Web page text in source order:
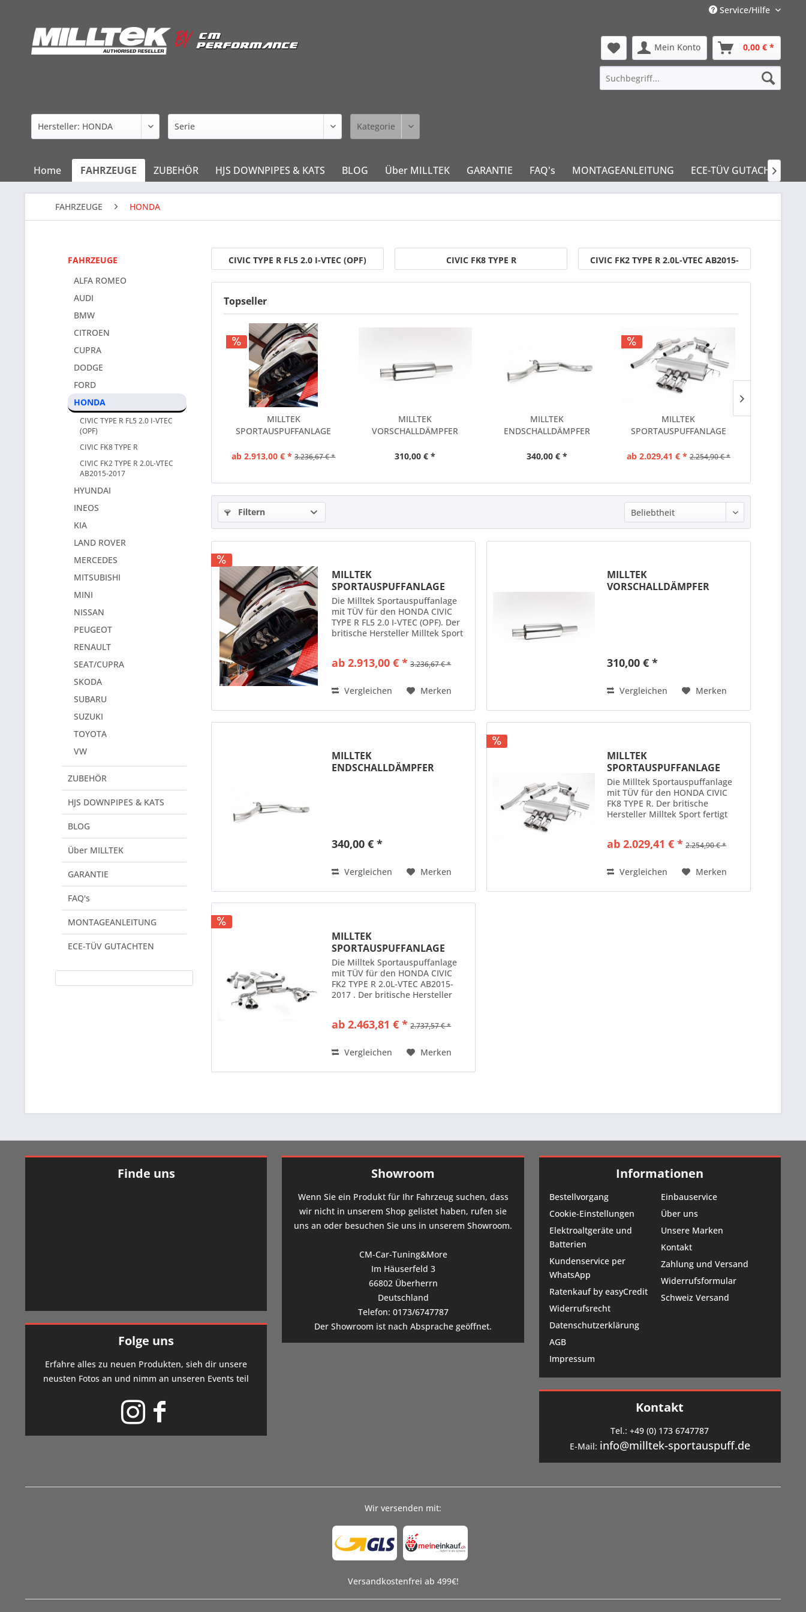
Service/Hilfe
Mein Konto 0,00 € *
Home FAHRZEUGE ZUBEHÖR HJS DOWNPIPES & KATS BLOG Über MILLTEK GARANTIE FAQ's MONTAGEANLEITUNG ECE-TÜV GUTACHTEN

FAHRZEUGE HONDA
FAHRZEUGE
ALFA ROMEO
AUDI
BMW
CITROEN
CUPRA
DODGE
FORD
HONDA
CIVIC TYPE R FL5 2.0 I-VTEC
(OPF)
CIVIC FK8 TYPE R
CIVIC FK2 TYPE R 2.0L-VTEC
AB2015-2017
HYUNDAI
INEOS
KIA
LAND ROVER
MERCEDES
MITSUBISHI
MINI
NISSAN
PEUGEOT
RENAULT
SEAT/CUPRA
SKODA
SUBARU
SUZUKI
TOYOTA
VW
ZUBEHÖR
HJS DOWNPIPES & KATS
BLOG
Über MILLTEK
GARANTIE
FAQ's
MONTAGEANLEITUNG
ECE-TÜV GUTACHTEN
CIVIC TYPE R FL5 2.0 I-VTEC (OPF) CIVIC FK8 TYPE R
CIVIC FK2 TYPE R 2.0L-VTEC AB2015-
2017
Topseller
MILLTEK
SPORTAUSPUFFANLAGE
ab 2.913,00 € * 3.236,67 € *
MILLTEK
VORSCHALLDÄMPFER
310,00 € *
MILLTEK
ENDSCHALLDÄMPFER
340,00 € *
MILLTEK
SPORTAUSPUFFANLAGE
ab 2.029,41 € * 2.254,90 € *
Filtern
MILLTEK
SPORTAUSPUFFANLAGE
(TÜV) PASSEND FÜR...
Die Milltek Sportauspuffanlage
mit TÜV für den HONDA CIVIC
TYPE R FL5 2.0 I-VTEC (OPF). Der
britische Hersteller Milltek Sport
Rohrdurchmesser dieser
ab 2.913,00 € * 3.236,67 € *
Vergleichen Merken
MILLTEK
VORSCHALLDÄMPFER
310,00 € *
Vergleichen Merken
MILLTEK
ENDSCHALLDÄMPFER
340,00 € *
Vergleichen Merken
MILLTEK
SPORTAUSPUFFANLAGE
(TÜV) PASSEND FÜR...
Die Milltek Sportauspuffanlage
mit TÜV für den HONDA CIVIC
FK8 TYPE R. Der britische
Hersteller Milltek Sport fertigt
Rohrdurchmesser dieser
mm ....
ab 2.029,41 € * 2.254,90 € *
Vergleichen Merken
MILLTEK
SPORTAUSPUFFANLAGE
(TÜV) PASSEND FÜR...
Die Milltek Sportauspuffanlage
mit TÜV für den HONDA CIVIC
FK2 TYPE R 2.0L-VTEC AB2015-
2017 . Der britische Hersteller
aus Edelstahl. Der
Sportauspuffanlage...
ab 2.463,81 € * 2.737,57 € *
Vergleichen Merken
Finde uns
Folge uns
Erfahre alles zu neuen Produkten, sieh dir unsere
neusten Fotos an und nimm an unseren Events teil
Showroom
Wenn Sie ein Produkt für Ihr Fahrzeug suchen, dass
wir nicht in unserem Shop gelistet haben, rufen sie
uns an oder besuchen Sie uns in unserem Showroom.
CM-Car-Tuning&More
Im Häuserfeld 3
66802 Überherrn
Deutschland
Telefon: 0173/6747787
Der Showroom ist nach Absprache geöffnet.
Informationen
Bestellvorgang
Cookie-Einstellungen
Elektroaltgeräte und
Batterien
Kundenservice per
WhatsApp
Ratenkauf by easyCredit
Widerrufsrecht
Datenschutzerklärung
AGB
Impressum
Einbauservice
Über uns
Unsere Marken
Kontakt
Zahlung und Versand
Widerrufsformular
Schweiz Versand
Kontakt
Tel.:+49 (0) 173 6747787
E-Mail: info@milltek-sportauspuff.de
Wir versenden mit:
Versandkostenfrei ab 499€!